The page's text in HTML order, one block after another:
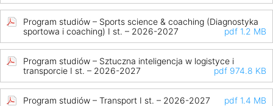
Program studiów – Sports science & coaching (Diagnostyka
sportowa i coaching) I st. – 2026-2027
pdf 1.2 MB
Program studiów – Sztuczna inteligencja w logistyce i
transporcie I st. – 2026-2027
pdf 974.8 KB
Program studiów – Transport I st. – 2026-2027 pdf 1.4 MB